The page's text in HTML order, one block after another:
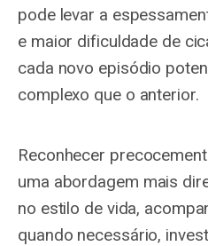
pode levar a
e maior dificuldade de
cada novo episódio
complexo que o anterior.
Reconhecer
uma abordagem mais
no estilo de vida,
quando necessário,